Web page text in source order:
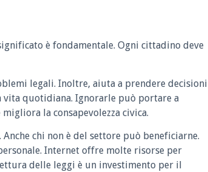
è fondamentale. Ogni cittadino deve
legali. Inoltre, aiuta a prendere decisioni
vita quotidiana. Ignorarle può portare a
la consapevolezza civica.
chi non è del settore può beneficiarne.
Internet offre molte risorse per
delle leggi è un investimento per il